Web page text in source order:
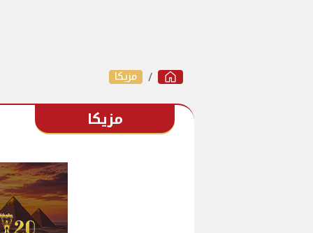
مزيكا
مزيكا